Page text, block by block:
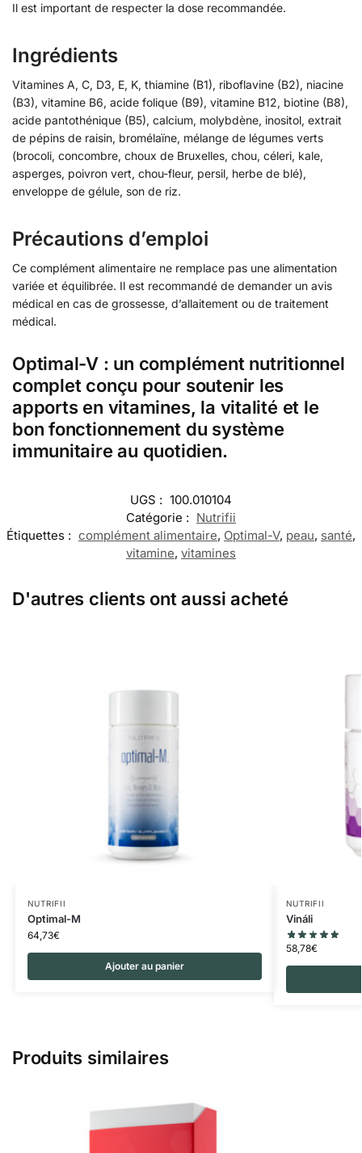
Il est important de respecter la dose recommandée.
Ingrédients
Vitamines A, C, D3, E, K, thiamine (B1), riboflavine (B2), niacine
(B3), vitamine B6, acide folique (B9), vitamine B12, biotine (B8),
acide pantothénique (B5), calcium, molybdène, inositol, extrait
de pépins de raisin, bromélaïne, mélange de légumes verts
(brocoli, concombre, choux de Bruxelles, chou, céleri, kale,
asperges, poivron vert, chou-fleur, persil, herbe de blé),
enveloppe de gélule, son de riz.
Précautions d’emploi
Ce complément alimentaire ne remplace pas une alimentation
variée et équilibrée. Il est recommandé de demander un avis
médical en cas de grossesse, d’allaitement ou de traitement
médical.
Optimal-V : un complément nutritionnel
complet conçu pour soutenir les
apports en vitamines, la vitalité et le
bon fonctionnement du système
immunitaire au quotidien.
UGS : 100.010104
Catégorie : Nutrifii
Étiquettes : complément alimentaire, Optimal-V, peau, santé,
vitamine, vitamines
D'autres clients ont aussi acheté
NUTRIFII
Optimal-M
64,73€
Ajouter au panier
NUTRIFII
Vináli
58,78€
Produits similaires